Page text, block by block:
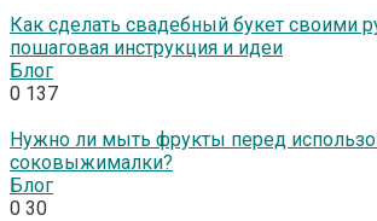
Как сделать свадебный букет своими
пошаговая инструкция и идеи
Блог
0 137
Нужно ли мыть фрукты перед
соковыжималки?
Блог
0 30